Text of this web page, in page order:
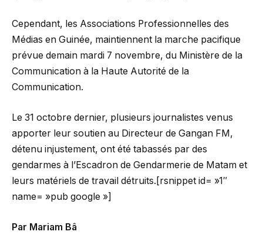
Cependant, les Associations Professionnelles des
Médias en Guinée, maintiennent la marche pacifique
prévue demain mardi 7 novembre, du Ministère de la
Communication à la Haute Autorité de la
Communication.
Le 31 octobre dernier, plusieurs journalistes venus
apporter leur soutien au Directeur de Gangan FM,
détenu injustement, ont été tabassés par des
gendarmes à l’Escadron de Gendarmerie de Matam et
leurs matériels de travail détruits.[rsnippet id= »1″
name= »pub google »]
Par Mariam Bâ